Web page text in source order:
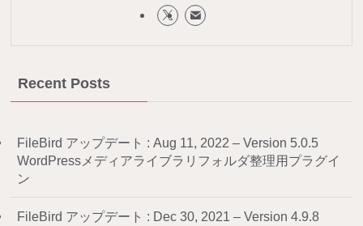
Recent Posts
FileBird アップデート : Aug 11, 2022 – Version 5.0.5
WordPressメディアライブラリフォルダ整理用プラグイ
ン
FileBird アップデート : Dec 30, 2021 – Version 4.9.8